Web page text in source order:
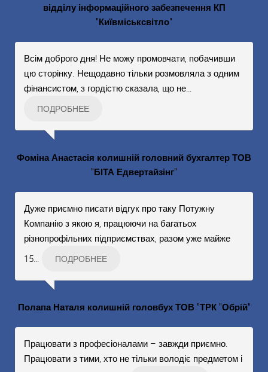
відділу інформаційного забезпечення КП
"Київміськсвітло"
Всім доброго дня! Не можу промовчати, побачивши
цю сторінку. Нещодавно тільки розмовляла з одним
фінансистом, з гордістю сказала, що не
ПОДРОБНЕЕ
Фоміна Анастасія колишній головний бухгалтер ТОВ
"БІТА Едвертайзінг"
Дуже приємно писати відгук про таку Потужну
Компанію з якою я, працюючи на багатьох
різнопрофільних підприємствах, разом уже майже
15
ПОДРОБНЕЕ
Полапа Наталя колишній головбух ТОВ "ТРК "Обрій"
Працювати з професіоналами – завжди приємно.
Працювати з тими, хто не тільки володіє предметом і